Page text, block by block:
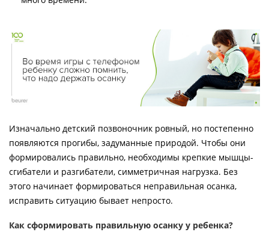
Изначально детский позвоночник ровный, но постепенно
появляются прогибы, задуманные природой. Чтобы они
формировались правильно, необходимы крепкие мышцы-
сгибатели и разгибатели, симметричная нагрузка. Без
этого начинает формироваться неправильная осанка,
исправить ситуацию бывает непросто.
Как сформировать правильную осанку у ребенка?